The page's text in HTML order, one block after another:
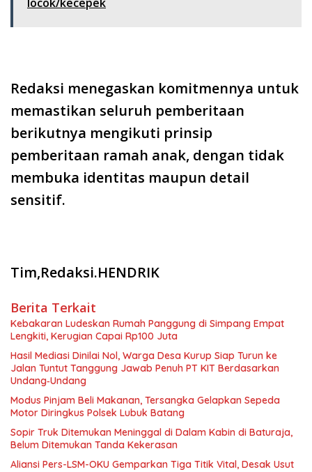
Redaksi menegaskan komitmennya untuk
memastikan seluruh pemberitaan
berikutnya mengikuti prinsip
pemberitaan ramah anak, dengan tidak
membuka identitas maupun detail
sensitif.
Tim,Redaksi.HENDRIK
Berita Terkait
Kebakaran Ludeskan Rumah Panggung di Simpang Empat
Lengkiti, Kerugian Capai Rp100 Juta
Hasil Mediasi Dinilai Nol, Warga Desa Kurup Siap Turun ke
Jalan Tuntut Tanggung Jawab Penuh PT KIT Berdasarkan
Undang‑Undang
Modus Pinjam Beli Makanan, Tersangka Gelapkan Sepeda
Motor Diringkus Polsek Lubuk Batang
Sopir Truk Ditemukan Meninggal di Dalam Kabin di Baturaja,
Belum Ditemukan Tanda Kekerasan
Aliansi Pers-LSM-OKU Gemparkan Tiga Titik Vital, Desak Usut